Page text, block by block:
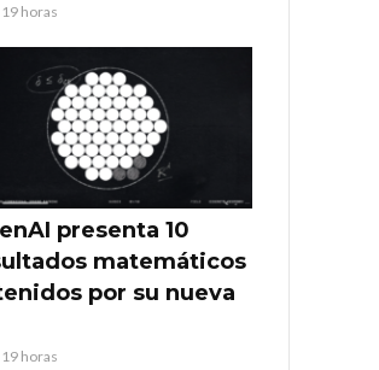
horas
presenta 10
matemáticos
por su nueva
horas